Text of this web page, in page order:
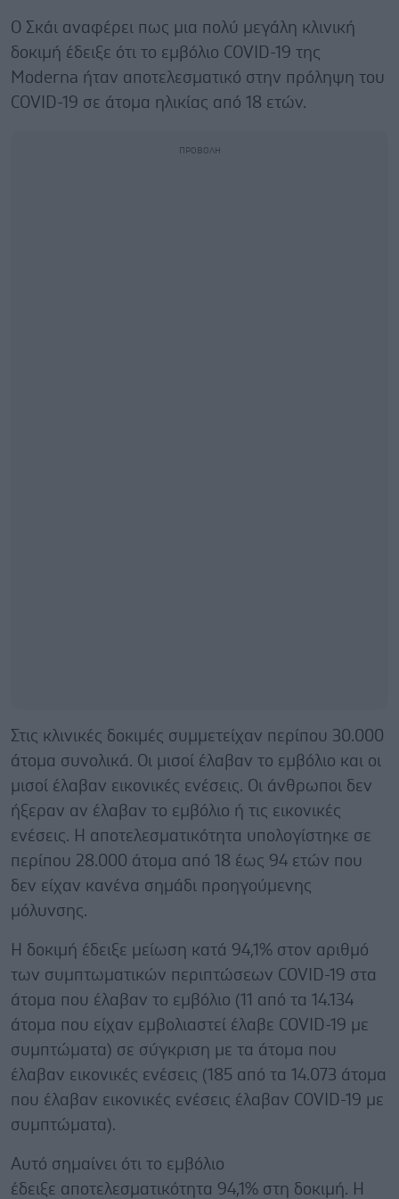
Ο Σκάι αναφέρει πως μια πολύ μεγάλη κλινική
δοκιμή έδειξε ότι το εμβόλιο COVID-19 της
Moderna ήταν αποτελεσματικό στην πρόληψη του
COVID-19 σε άτομα ηλικίας από 18 ετών.
Στις κλινικές δοκιμές συμμετείχαν περίπου 30.000
άτομα συνολικά. Οι μισοί έλαβαν το εμβόλιο και οι
μισοί έλαβαν εικονικές ενέσεις. Οι άνθρωποι δεν
ήξεραν αν έλαβαν το εμβόλιο ή τις εικονικές
ενέσεις. Η αποτελεσματικότητα υπολογίστηκε σε
περίπου 28.000 άτομα από 18 έως 94 ετών που
δεν είχαν κανένα σημάδι προηγούμενης
μόλυνσης.
Η δοκιμή έδειξε μείωση κατά 94,1% στον αριθμό
των συμπτωματικών περιπτώσεων COVID-19 στα
άτομα που έλαβαν το εμβόλιο (11 από τα 14.134
άτομα που είχαν εμβολιαστεί έλαβε COVID-19 με
συμπτώματα) σε σύγκριση με τα άτομα που
έλαβαν εικονικές ενέσεις (185 από τα 14.073 άτομα
που έλαβαν εικονικές ενέσεις έλαβαν COVID-19 με
συμπτώματα).
Αυτό σημαίνει ότι το εμβόλιο
έδειξε αποτελεσματικότητα 94,1% στη δοκιμή. Η